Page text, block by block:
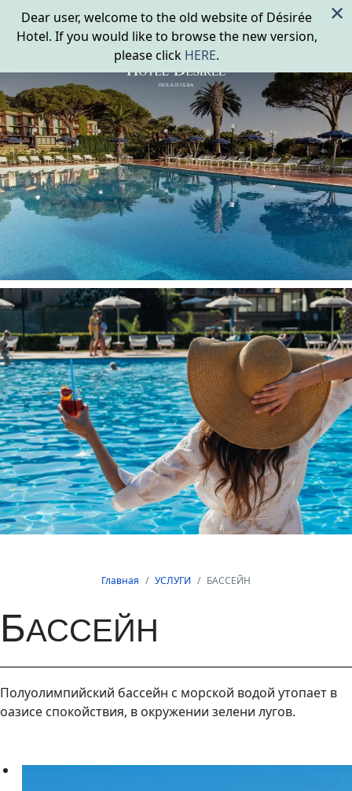
Главная УСЛУГИ БАССЕЙН
БАССЕЙН
Полуолимпийский бассейн с морской водой утопает в
оазисе спокойствия, в окружении зелени лугов.
Dear user, welcome to the old website of Désirée
Hotel. If you would like to browse the new version,
please click HERE.
×